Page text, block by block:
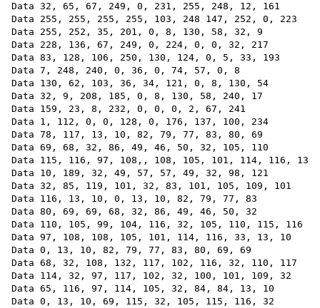
Data 32, 65, 67, 249, 0, 231, 255, 248, 12, 161
Data 255, 255, 255, 255, 103, 248 147, 252, 0, 223
Data 255, 252, 35, 201, 0, 8, 130, 58, 32, 9
Data 228, 136, 67, 249, 0, 224, 0, 0, 32, 217
Data 83, 128, 106, 250, 130, 124, 0, 5, 33, 193
Data 7, 248, 240, 0, 36, 0, 74, 57, 0, 8
Data 130, 62, 103, 36, 34, 121, 0, 8, 130, 54
Data 32, 9, 208, 185, 0, 8, 130, 58, 240, 17
Data 159, 23, 8, 232, 0, 0, 0, 2, 67, 241
Data 1, 112, 0, 0, 128, 0, 176, 137, 100, 234
Data 78, 117, 13, 10, 82, 79, 77, 83, 80, 69
Data 69, 68, 32, 86, 49, 46, 50, 32, 105, 110
Data 115, 116, 97, 108,, 108, 105, 101, 114, 116, 13
Data 10, 189, 32, 49, 57, 57, 49, 32, 98, 121
Data 32, 85, 119, 101, 32, 83, 101, 105, 109, 101
Data 116, 13, 10, 0, 13, 10, 82, 79, 77, 83
Data 80, 69, 69, 68, 32, 86, 49, 46, 50, 32
Data 110, 105, 99, 104, 116, 32, 105, 110, 115, 116
Data 97, 108, 108, 105, 101, 114, 116, 33, 13, 10
Data 0, 13, 10, 82, 79, 77, 83, 80, 69, 69
Data 68, 32, 108, 132, 117, 102, 116, 32, 110, 117
Data 114, 32, 97, 117, 102, 32, 100, 101, 109, 32
Data 65, 116, 97, 114, 105, 32, 84, 84, 13, 10
Data 0, 13, 10, 69, 115, 32, 105, 115, 116, 32